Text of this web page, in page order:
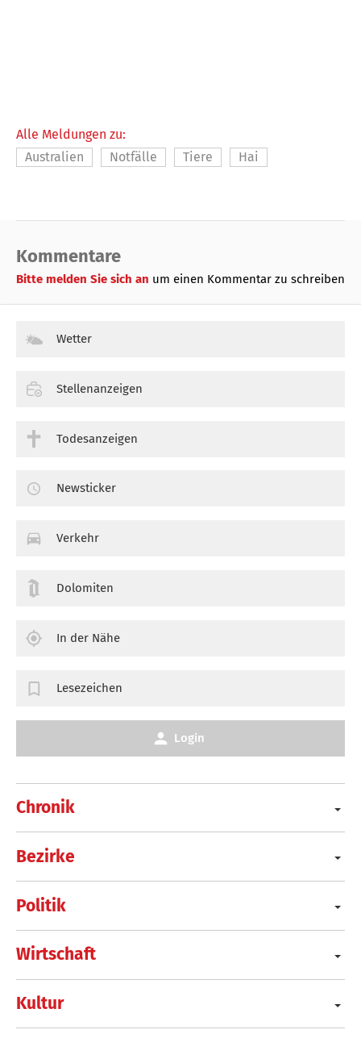
Alle Meldungen zu:
Australien
Notfälle Tiere Hai
Kommentare
Bitte melden Sie sich an um einen Kommentar zu schreiben
Chronik
Bezirke
Politik
Wirtschaft
Kultur
Wetter
Stellenanzeigen
Todesanzeigen
Newsticker
Verkehr
Dolomiten
In der Nähe
Lesezeichen
Login